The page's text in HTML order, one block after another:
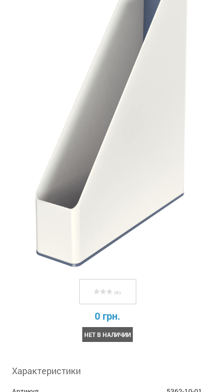
( 0 )
0 грн.
НЕТ В НАЛИЧИИ
Характеристики